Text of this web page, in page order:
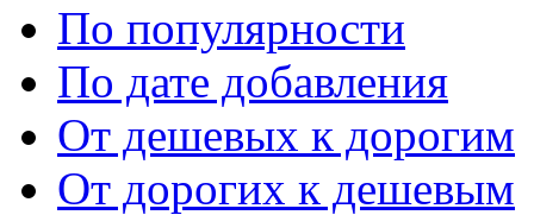
По популярности
По дате добавления
От дешевых к дорогим
От дорогих к дешевым